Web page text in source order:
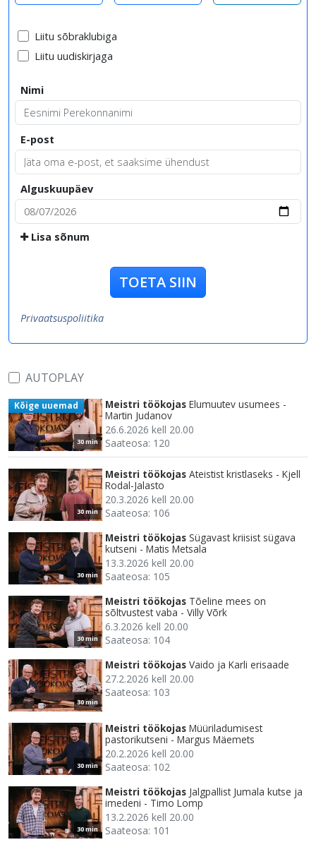
Liitu sõbraklubiga
Liitu uudiskirjaga
Nimi
E-post
Alguskuupäev
Lisa sõnum
TOETA SIIN
Privaatsuspoliitika
AUTOPLAY
30 min
Kõige uuemad Meistri töökojas Elumuutev usumees -
Martin Judanov
26.6.2026 kell 20.00
Saateosa: 120
30 min
Meistri töökojas Ateistist kristlaseks - Kjell
Rodal-Jalasto
20.3.2026 kell 20.00
Saateosa: 106
30 min
Meistri töökojas Sügavast kriisist sügava
kutseni - Matis Metsala
13.3.2026 kell 20.00
Saateosa: 105
30 min
Meistri töökojas Tõeline mees on
sõltvustest vaba - Villy Võrk
6.3.2026 kell 20.00
Saateosa: 104
30 min
Meistri töökojas Vaido ja Karli erisaade
27.2.2026 kell 20.00
Saateosa: 103
30 min
Meistri töökojas Müüriladumisest
pastorikutseni - Margus Mäemets
20.2.2026 kell 20.00
Saateosa: 102
30 min
Meistri töökojas Jalgpallist Jumala kutse ja
imedeni - Timo Lomp
13.2.2026 kell 20.00
Saateosa: 101